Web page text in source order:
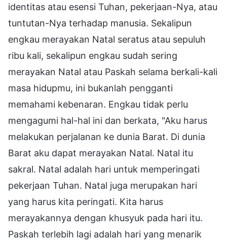
identitas atau esensi Tuhan, pekerjaan-Nya, atau
tuntutan-Nya terhadap manusia. Sekalipun
engkau merayakan Natal seratus atau sepuluh
ribu kali, sekalipun engkau sudah sering
merayakan Natal atau Paskah selama berkali-kali
masa hidupmu, ini bukanlah pengganti
memahami kebenaran. Engkau tidak perlu
mengagumi hal-hal ini dan berkata, "Aku harus
melakukan perjalanan ke dunia Barat. Di dunia
Barat aku dapat merayakan Natal. Natal itu
sakral. Natal adalah hari untuk memperingati
pekerjaan Tuhan. Natal juga merupakan hari
yang harus kita peringati. Kita harus
merayakannya dengan khusyuk pada hari itu.
Paskah terlebih lagi adalah hari yang menarik